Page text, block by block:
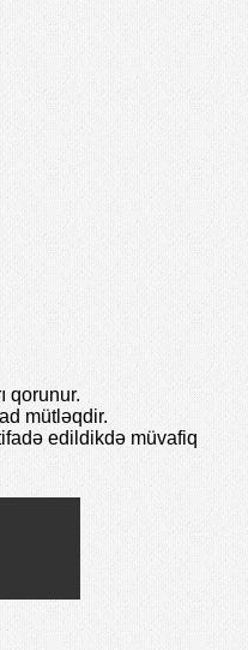
qorunur.
mütləqdir.
edildikdə müvafiq